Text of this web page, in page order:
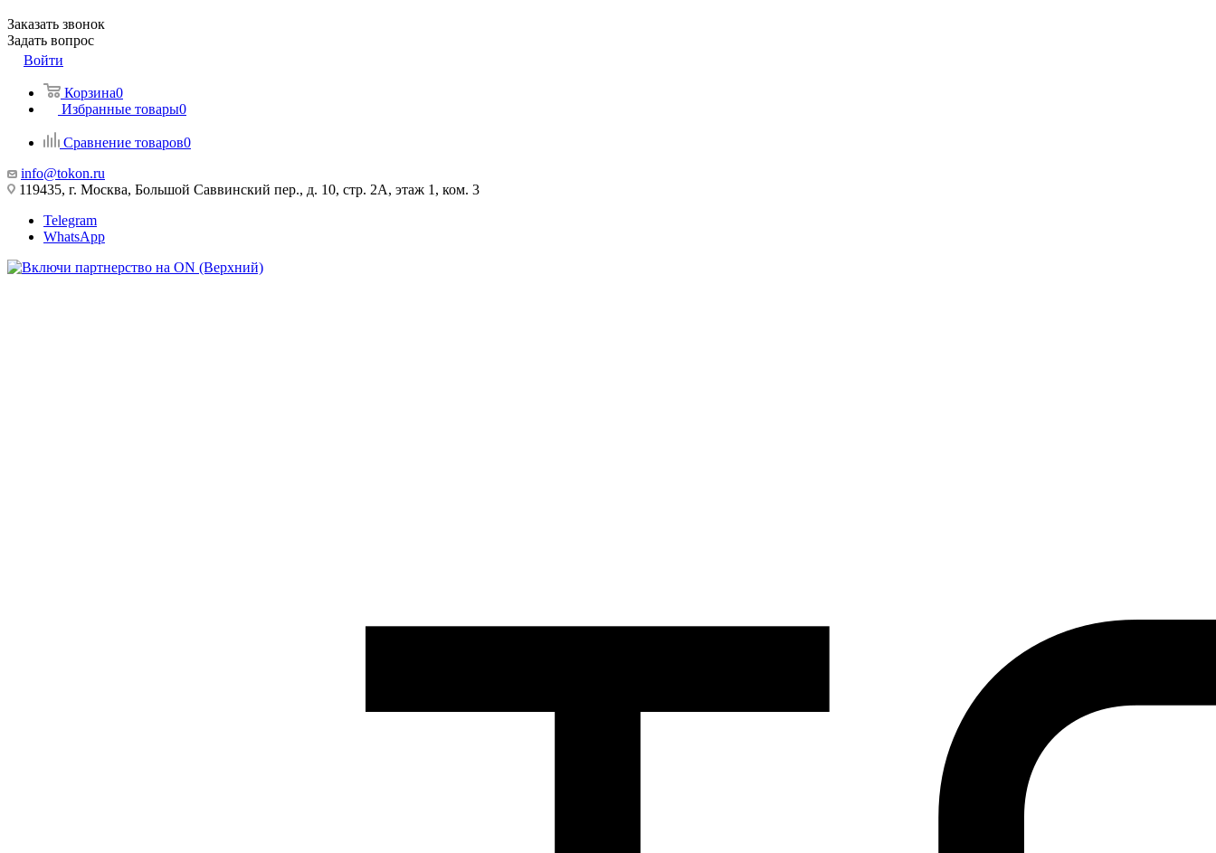
Заказать звонок
Задать вопрос
Войти
Корзина0
Избранные товары0
Сравнение товаров0
info@tokon.ru
119435, г. Москва, Большой Саввинский пер., д. 10, стр. 2А, этаж 1, ком. 3
Telegram
WhatsApp